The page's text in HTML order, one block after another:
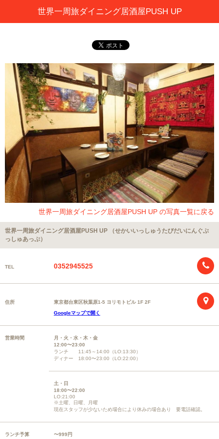
世界一周旅ダイニング居酒屋PUSH UP
世界一周旅ダイニング居酒屋PUSH UP の写真一覧に戻る
世界一周旅ダイニング居酒屋PUSH UP （せかいいっしゅうたびだいにんぐぷ
っしゅあっぷ）
TEL 0352945525
住所
東京都台東区秋葉原1-5 ヨリモトビル 1F 2F
Googleマップで開く
営業時間
月・火・水・木・金
12:00〜23:00
ランチ 11:45～14:00（LO:13:30）
ディナー 18:00〜23:00（LO:22:00）
土・日
18:00〜22:00
LO:21:00
※土曜、日曜、月曜
現在スタッフが少ないため場合により休みの場合あり 要電話確認。
ランチ予算 〜999円